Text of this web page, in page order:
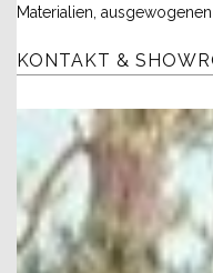
Materialien,
KONTAKT &